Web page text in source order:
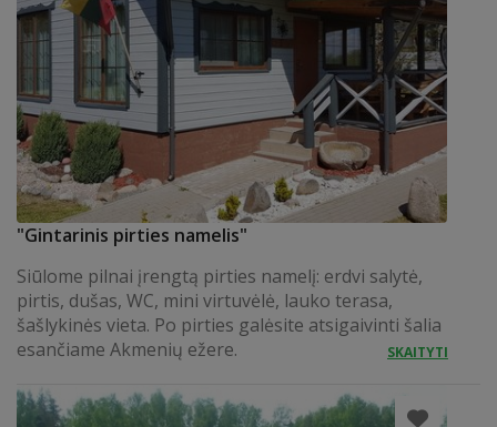
"Gintarinis pirties namelis"
Siūlome pilnai įrengtą pirties namelį: erdvi salytė,
pirtis, dušas, WC, mini virtuvėlė, lauko terasa,
šašlykinės vieta. Po pirties galėsite atsigaivinti šalia
esančiame Akmenių ežere.
SKAITYTI